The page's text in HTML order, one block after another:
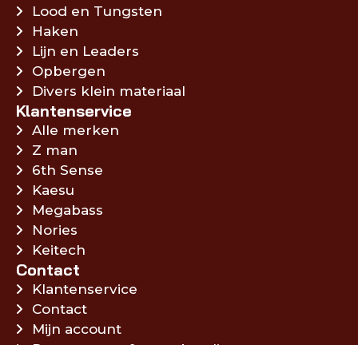
Lood en Tungsten
Haken
Lijn en Leaders
Opbergen
Divers klein materiaal
Klantenservice
Alle merken
Z man
6th Sense
Kaesu
Megabass
Nories
Keitech
Contact
Klantenservice
Contact
Mijn account